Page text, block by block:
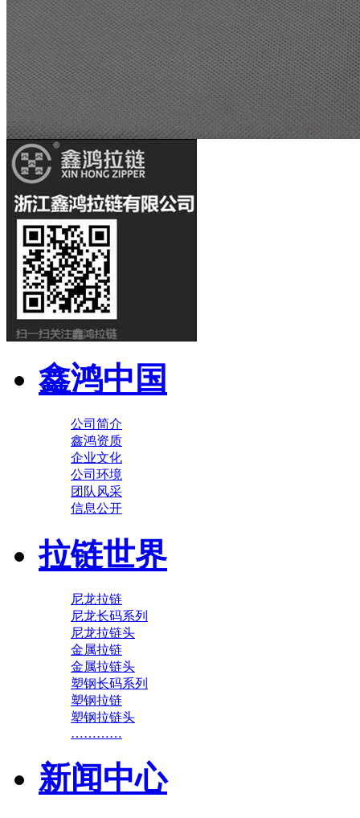
鑫鸿中国
公司简介
鑫鸿资质
企业文化
公司环境
团队风采
信息公开
拉链世界
尼龙拉链
尼龙长码系列
尼龙拉链头
金属拉链
金属拉链头
塑钢长码系列
塑钢拉链
塑钢拉链头
…………
新闻中心